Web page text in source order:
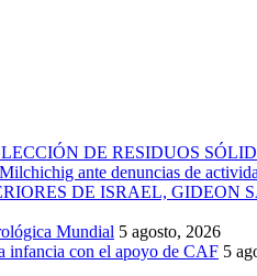
DE RESIDUOS
ante denuncias de
DE ISRAEL,
Mundial 5 agosto, 2026
infancia con el apoyo de CAF 5